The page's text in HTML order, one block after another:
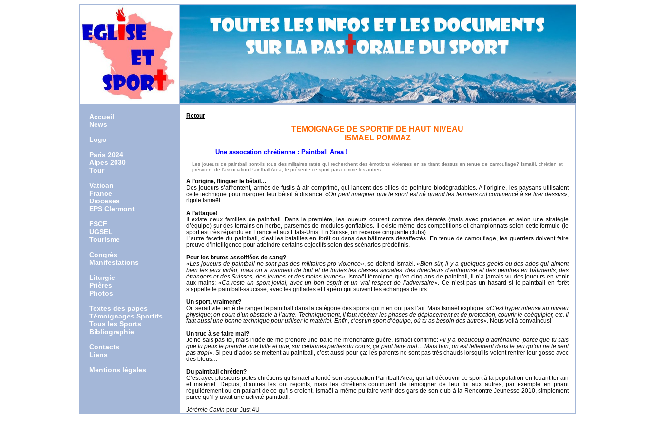
Accueil
News
Logo
Paris 2024
Alpes 2030
Tour
Vatican
France
Dioceses
EPS Clermont
FSCF
UGSEL
Tourisme
Congrès
Manifestations
Liturgie
Prières
Photos
Textes des papes
Témoignages Sportifs
Tous les Sports
Bibliographie
Contacts
Liens
Mentions légales
Retour
TEMOIGNAGE DE SPORTIF DE HAUT NIVEAU
ISMAEL POMMAZ
Une assocation chrétienne : Paintball Area !
Les joueurs de paintball sont-ils tous des militaires ratés qui recherchent des émotions violentes en se tirant dessus en tenue de camouflage? Ismaël, chrétien et
président de l’association Paintball Area, te présente ce sport pas comme les autres…
A l’origine, flinguer le bétail…
Des joueurs s’affrontent, armés de fusils à air comprimé, qui lancent des billes de peinture biodégradables. A l’origine, les paysans utilisaient
cette technique pour marquer leur bétail à distance.«On peut imaginer que le sport est né quand les fermiers ont commencé à se tirer dessus»
rigole Ismaël.
A l’attaque!
Il existe deux familles de paintball. Dans la première, les joueurs courent comme des dératés (mais avec prudence et selon une stratégie
d’équipe) sur des terrains en herbe, parsemés de modules gonflables. Il existe même des compétitions et championnats selon cette formule (le
sport est très répandu en France et aux Etats-Unis. En Suisse, on recense cinquante clubs).
L’autre facette du paintball, c’est les batailles en forêt ou dans des bâtiments désaffectés. En tenue de camouflage, les guerriers doivent faire
preuve d’intelligence pour atteindre certains objectifs selon des scénarios prédéfinis.
Pour les brutes assoiffées de sang?
«Les joueurs de paintball ne sont pas des militaires pro-violence», se défend Ismaël.«Bien sûr, il y a quelques geeks ou des ados qui aiment
bien les jeux vidéo, mais on a vraiment de tout et de toutes les classes sociales: des directeurs d’entreprise et des peintres en bâtiments, des
étrangers et des Suisses, des jeunes et des moins jeunes» . Ismaël témoigne qu’en cinq ans de paintball, il n’a jamais vu des joueurs en venir
aux mains: «Ca reste un sport jovial, avec un bon esprit et un vrai respect de l’adversaire». Ce n’est pas un hasard si le paintball en forêt
s’appelle le paintball-saucisse, avec les grillades et l’apéro qui suivent les échanges de tirs…
Un sport, vraiment?
On serait vite tenté de ranger le paintball dans la catégorie des sports qui n’en ont pas l’air. Mais Ismaël explique:«C’est hyper intense au niveau
physique; on court d’un obstacle à l’autre. Techniquement, il faut répéter les phases de déplacement et de protection, couvrir le coéquipier, etc. Il
faut aussi une bonne technique pour utiliser le matériel. Enfin, c’est un sport d’équipe, où tu as besoin des autres» . Nous voilà convaincus!
Un truc à se faire mal?
Je ne sais pas toi, mais l’idée de me prendre une balle ne m’enchante guère. Ismaël confirme: «Il y a beaucoup d’adrénaline, parce que tu sais
que tu peux te prendre une bille et que, sur certaines parties du corps, ça peut faire mal… Mais bon, on est tellement dans le jeu qu’on ne le sent
pas trop!» . Si peu d’ados se mettent au paintball, c’est aussi pour ça: les parents ne sont pas très chauds lorsqu’ils voient rentrer leur gosse avec
des bleus…
Du paintball chrétien?
C’est avec plusieurs potes chrétiens qu’Ismaël a fondé son association Paintball Area, qui fait découvrir ce sport à la population en louant terrain
et matériel. Depuis, d’autres les ont rejoints, mais les chrétiens continuent de témoigner de leur foi aux autres, par exemple en priant
régulièrement ou en parlant de ce qu’ils croient. Ismaël a même pu faire venir des gars de son club à la Rencontre Jeunesse 2010, simplement
parce qu’il y avait une activité paintball.
Jérémie Cavin pour Just 4U